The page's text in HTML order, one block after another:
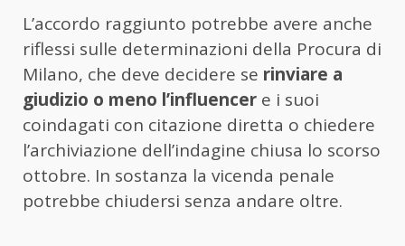
L’accordo raggiunto potrebbe avere anche
riflessi sulle determinazioni della Procura di
Milano, che deve decidere se rinviare a
giudizio o meno l’influencer e i suoi
coindagati con citazione diretta o chiedere
l’archiviazione dell’indagine chiusa lo scorso
ottobre. In sostanza la vicenda penale
potrebbe chiudersi senza andare oltre.